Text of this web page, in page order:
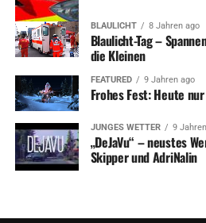
BLAULICHT 8 Jahren ago
Blaulicht-Tag –
die Kleinen
FEATURED 9 Jahren ago
Frohes Fest: Heute
JUNGES WETTER 9
„DeJaVu“ – neustes
Skipper und AdriNalin